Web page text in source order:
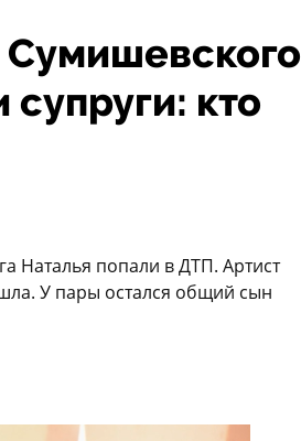
кто
Наталья попали в ДТП. Артист
У пары остался общий сын